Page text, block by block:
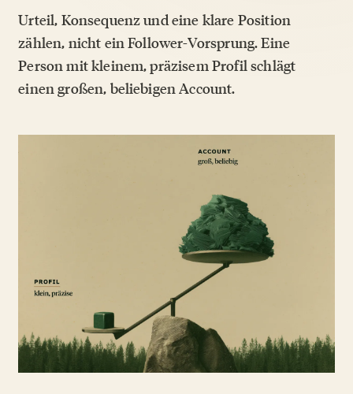
Urteil, Konsequenz und eine klare Position
zählen, nicht ein Follower-Vorsprung. Eine
Person mit kleinem, präzisem Profil schlägt
einen großen, beliebigen Account.